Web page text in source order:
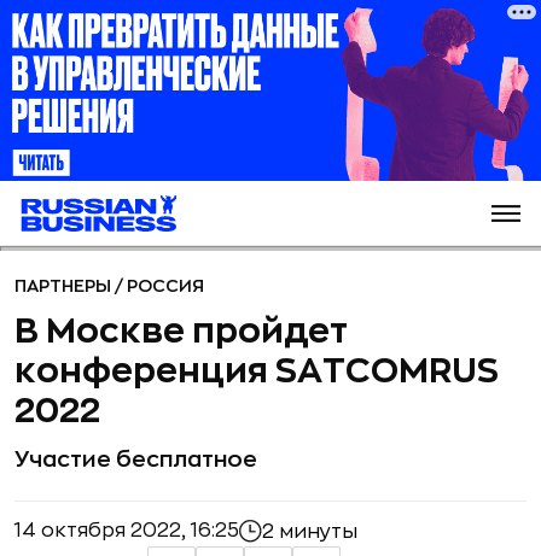
ПАРТНЕРЫ / РОССИЯ
В Москве пройдет
конференция SАTCOMRUS
2022
Участие бесплатное
14 октября 2022, 16:25 2 минуты